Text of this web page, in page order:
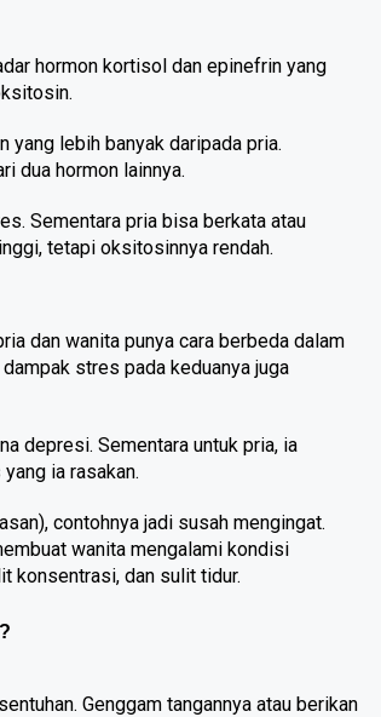
hormon kortisol dan epinefrin yang
yang lebih banyak daripada pria.
dua hormon lainnya.
Sementara pria bisa berkata atau
tetapi oksitosinnya rendah.
dan wanita punya cara berbeda dalam
stres pada keduanya juga
depresi. Sementara untuk pria, ia
ia rasakan.
contohnya jadi susah mengingat.
wanita mengalami kondisi
konsentrasi, dan sulit tidur.
Genggam tangannya atau berikan